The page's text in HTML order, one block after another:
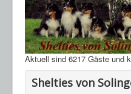
Aktuell sind 6217 Gäste und
Shelties von